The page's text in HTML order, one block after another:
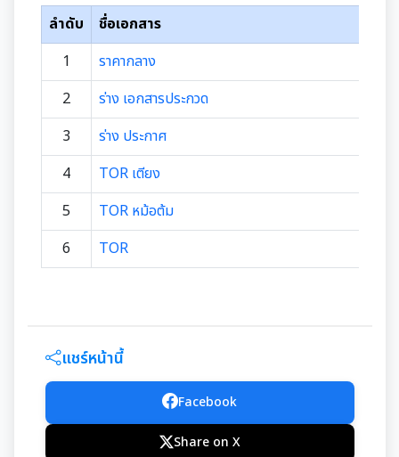
ลำดับ
ชื่อเอกสาร
1
ราคากลาง
2
ร่าง เอกสารประกวด
3
ร่าง ประกาศ
4
TOR เตียง
5
TOR หม้อต้ม
6
TOR
แชร์หน้านี้
Facebook
Share on X